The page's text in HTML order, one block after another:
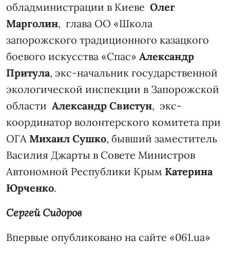
обладминистрации в Киеве Олег
Марголин, глава ОО «Школа
запорожского традиционного казацкого
боевого искусства «Спас» Александр
Притула, экс-начальник государственной
экологической инспекции в Запорожской
области Александр Свистун, экс-
координатор волонтерского комитета при
ОГА Михаил Сушко, бывший заместитель
Василия Джарты в Совете Министров
Автономной Республики Крым Катерина
Юрченко.
Сергей Сидоров
Впервые опубликовано на сайте «061.ua»